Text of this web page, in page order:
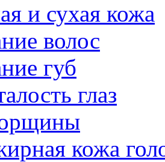
и сухая кожа
волос
губ
глаз
кожа